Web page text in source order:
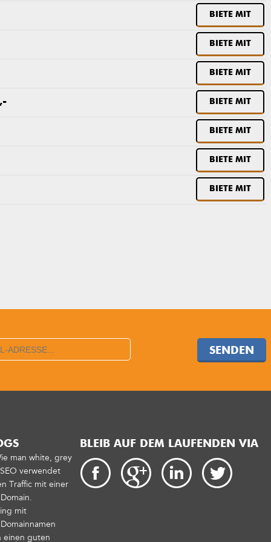
BIETE MIT
BIETE MIT
BIETE MIT
BIETE MIT
BIETE MIT
BIETE MIT
BIETE MIT
SENDEN
man white, grey
verwendet
Traffic mit einer
mit
einen guten
BLEIB AUF DEM LAUFENDEN VIA